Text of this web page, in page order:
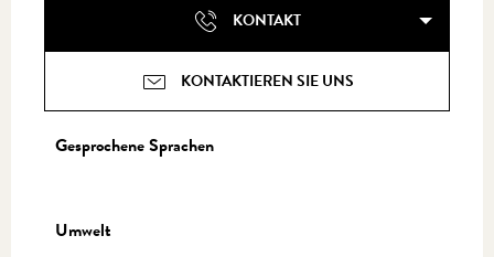
KONTAKT
KONTAKTIEREN SIE UNS
Gesprochene Sprachen
Gesprochene Sprachen
Umwelt
Umwelt